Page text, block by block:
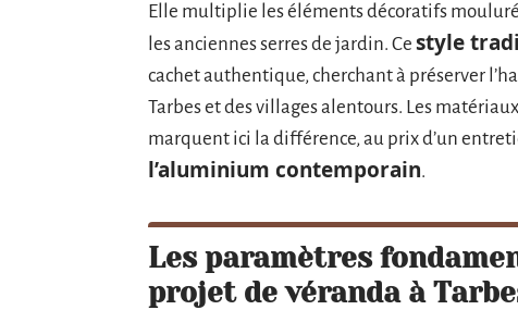
Elle multiplie les éléments décoratifs
les anciennes serres de jardin. Ce style
cachet authentique, cherchant à préserver
Tarbes et des villages alentours. Les
marquent ici la différence, au prix d’un
l’aluminium contemporain.
Les paramètres
projet de véranda à